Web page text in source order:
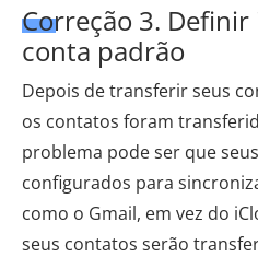
Correção 3.
conta padrão
Depois de transferir seus
os contatos foram
problema pode ser que
configurados para
como o Gmail, em vez do
seus contatos serão